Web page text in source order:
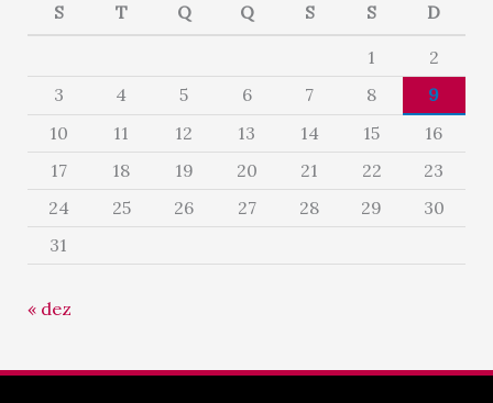
S T Q Q S S D
1
2
3
4 5 6 7 8
9
10
11 12 13 14 15
16
17
18 19 20 21 22
23
24
25 26 27 28 29
30
31
« dez